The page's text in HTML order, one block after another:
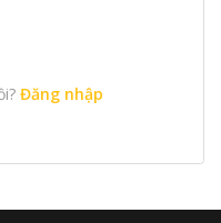
Đăng nhập